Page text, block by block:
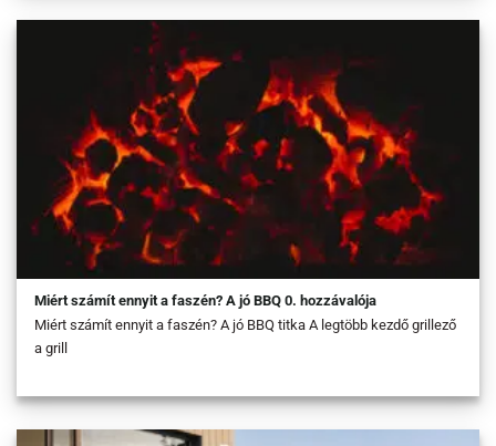
Miért számít ennyit a faszén? A jó BBQ 0. hozzávalója
Miért számít ennyit a faszén? A jó BBQ titka A legtöbb kezdő grillező
a grill